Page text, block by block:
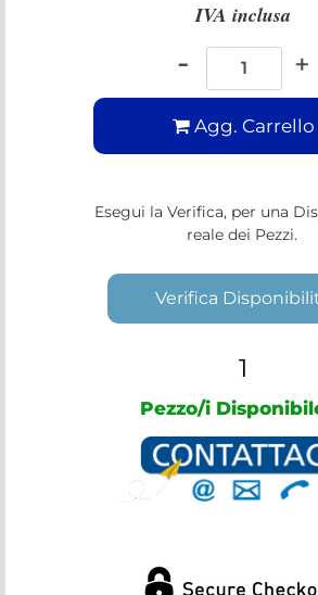
IVA inclusa
Quantità
Agg. Carrello
Esegui la Verifica, per una
reale dei Pezzi.
Verifica
1
Pezzo/i